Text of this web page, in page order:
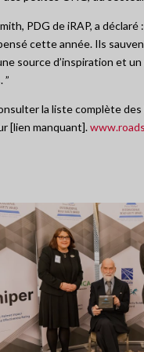
PDG de iRAP, a
cette année. Ils
source d’inspiration et
”
la liste complète
[lien manquant].